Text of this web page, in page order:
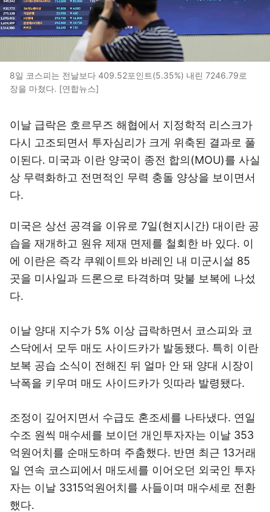
8일 코스피는 전날보다 409.52포인트(5.35%) 내린 7246.79로
장을 마쳤다. [연합뉴스]
이날 급락은 호르무즈 해협에서 지정학적 리스크가
다시 고조되면서 투자심리가 크게 위축된 결과로 풀
이된다. 미국과 이란 양국이 종전 합의(MOU)를 사실
상 무력화하고 전면적인 무력 충돌 양상을 보이면서
다.
미국은 상선 공격을 이유로 7일(현지시간) 대이란 공
습을 재개하고 원유 제재 면제를 철회한 바 있다. 이
에 이란은 즉각 쿠웨이트와 바레인 내 미군시설 85
곳을 미사일과 드론으로 타격하며 맞불 보복에 나섰
다.
이날 양대 지수가 5% 이상 급락하면서 코스피와 코
스닥에서 모두 매도 사이드카가 발동됐다. 특히 이란
보복 공습 소식이 전해진 뒤 얼마 안 돼 양대 시장이
낙폭을 키우며 매도 사이드카가 잇따라 발령됐다.
조정이 깊어지면서 수급도 혼조세를 나타냈다. 연일
수조 원씩 매수세를 보이던 개인투자자는 이날 353
억원어치를 순매도하며 주춤했다. 반면 최근 13거래
일 연속 코스피에서 매도세를 이어오던 외국인 투자
자는 이날 3315억원어치를 사들이며 매수세로 전환
했다.